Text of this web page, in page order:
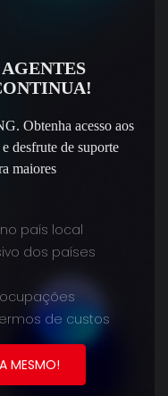
Obtenha acesso aos
desfrute de suporte
maiores
país local
dos países
de custos
MESMO!